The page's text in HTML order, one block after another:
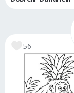
56